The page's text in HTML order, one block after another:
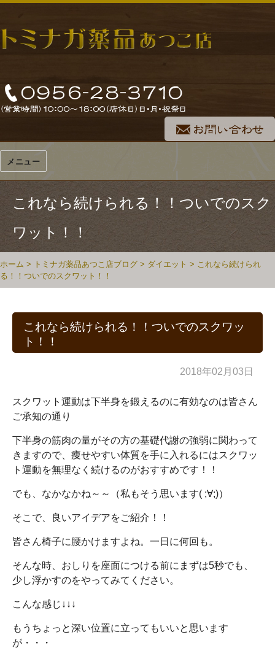
メニュー
これなら続けられる！！ついでのスク
ワット！！
ホーム > トミナガ薬品あつこ店ブログ > ダイエット > これなら続けられ
る！！ついでのスクワット！！
これなら続けられる！！ついでのスクワッ
ト！！
2018年02月03日
スクワット運動は下半身を鍛えるのに有効なのは皆さん
ご承知の通り
下半身の筋肉の量がその方の基礎代謝の強弱に関わって
きますので、痩せやすい体質を手に入れるにはスクワッ
ト運動を無理なく続けるのがおすすめです！！
でも、なかなかね～～（私もそう思います( ;∀;)）
そこで、良いアイデアをご紹介！！
皆さん椅子に腰かけますよね。一日に何回も。
そんな時、おしりを座面につける前にまずは5秒でも、
少し浮かすのをやってみてください。
こんな感じ↓↓↓
もうちょっと深い位置に立ってもいいと思います
が・・・